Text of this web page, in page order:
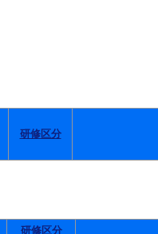
研修区分
研修区分